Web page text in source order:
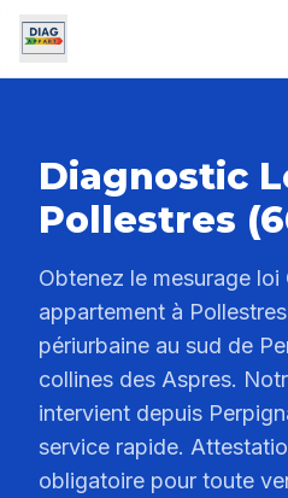
Diagnostic
Pollestres
Obtenez le mesurage
appartement à
périurbaine au sud de
collines des Aspres.
intervient depuis
service rapide.
obligatoire pour toute